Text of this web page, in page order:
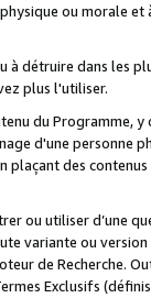
ou morale
à détruire dans les
plus l'utiliser.
du Programme,
d'une personne
plaçant des
ou utiliser d’une
variante ou
de Recherche.
Exclusifs